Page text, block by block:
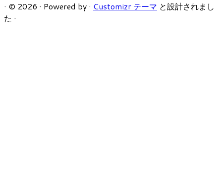
· © 2026 · Powered by · Customizr テーマ と設計されまし
た ·